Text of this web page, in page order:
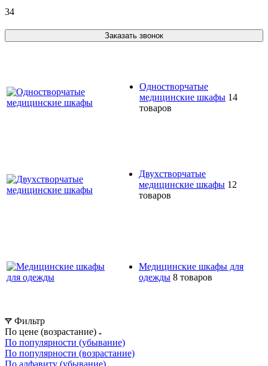
34
Заказать звонок
Одностворчатые
медицинские шкафы 14
товаров
Двухстворчатые
медицинские шкафы 12
товаров
Медицинские шкафы для
одежды 8 товаров
Фильтр
По цене (возрастание)
По популярности (убывание)
По популярности (возрастание)
По алфавиту (убывание)